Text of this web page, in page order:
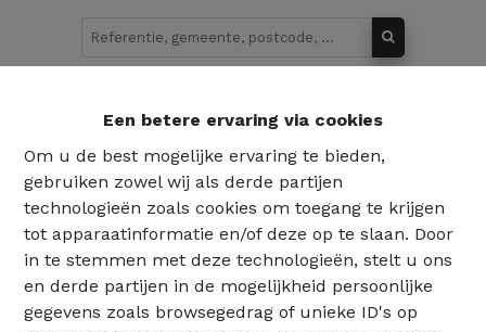
Een betere ervaring via cookies
Om u de best mogelijke ervaring te bieden,
gebruiken zowel wij als derde partijen
technologieën zoals cookies om toegang te krijgen
tot apparaatinformatie en/of deze op te slaan. Door
in te stemmen met deze technologieën, stelt u ons
en derde partijen in de mogelijkheid persoonlijke
gegevens zoals browsegedrag of unieke ID's op